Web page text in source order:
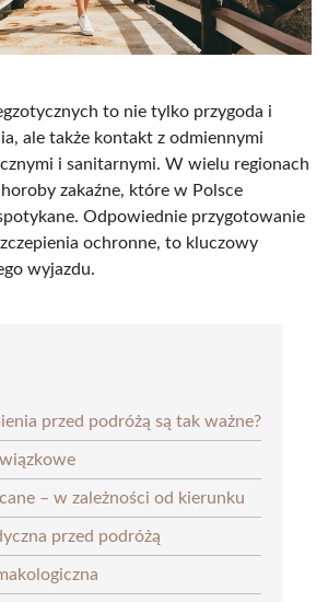
to nie tylko przygoda i
ale także kontakt z odmiennymi
i sanitarnymi. W wielu regionach
zakaźne, które w Polsce
Odpowiednie przygotowanie
ochronne, to kluczowy
wyjazdu.
przed podróżą są tak ważne?
– w zależności od kierunku
przed podróżą